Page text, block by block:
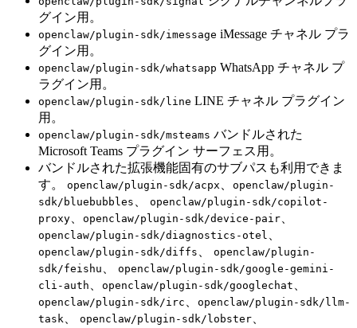
グイン用。
openclaw/plugin-sdk/imessage iMessage チャネル プラ
グイン用。
openclaw/plugin-sdk/whatsapp WhatsApp チャネル プ
ラグイン用。
openclaw/plugin-sdk/line LINE チャネル プラグイン
用。
openclaw/plugin-sdk/msteams バンドルされた
Microsoft Teams プラグイン サーフェス用。
バンドルされた拡張機能固有のサブパスも利用できま
す。 openclaw/plugin-sdk/acpx
openclaw/plugin-
sdk/bluebubbles
openclaw/plugin-sdk/copilot-
proxy
openclaw/plugin-sdk/device-pair
openclaw/plugin-sdk/diagnostics-otel
openclaw/plugin-sdk/diffs
openclaw/plugin-
sdk/feishu
openclaw/plugin-sdk/google-gemini-
cli-auth
openclaw/plugin-sdk/googlechat
openclaw/plugin-sdk/irc
openclaw/plugin-sdk/llm-
task
openclaw/plugin-sdk/lobster